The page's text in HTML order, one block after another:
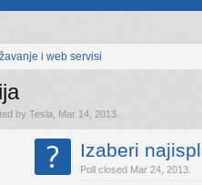
i web servisi
by Tesla Mar 14, 2013
? Izaberi
Poll closed Mar 24, 2013.